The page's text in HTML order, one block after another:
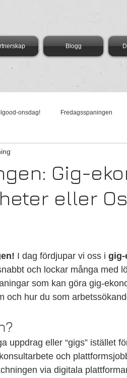
Blogg
onsdag! Fredagsspaningen
AI-Torsdag
Gig-
eller
I dag fördjupar vi oss i gig-
och lockar många med
som kan göra gig-
och hur du som
uppdrag eller “gigs” istället
och
via digitala